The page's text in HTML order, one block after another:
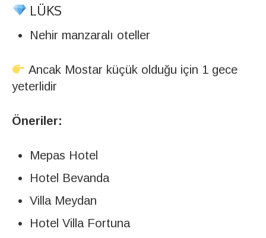
LÜKS
Nehir manzaralı oteller
Ancak Mostar küçük olduğu için 1 gece
yeterlidir
Öneriler:
Mepas Hotel
Hotel Bevanda
Villa Meydan
Hotel Villa Fortuna